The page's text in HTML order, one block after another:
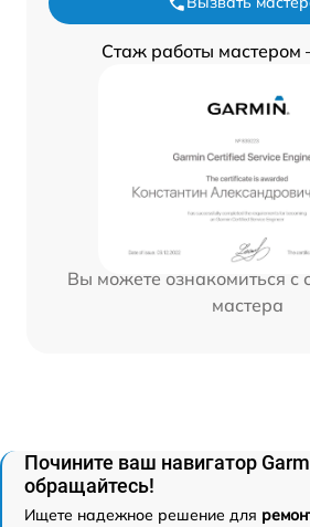
Стаж работы мастером
Вы можете ознакомиться с
мастера
Почините ваш навигатор
обращайтесь!
Ищете надежное решение для